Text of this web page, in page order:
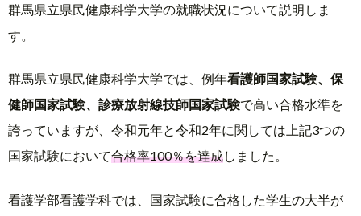
群馬県立県民健康科学大学の就職状況について説明しま
す。
群馬県立県民健康科学大学では、例年看護師国家試験、保
健師国家試験、診療放射線技師国家試験で高い合格水準を
誇っていますが、令和元年と令和2年に関しては上記3つの
国家試験において合格率100％を達成しました。
看護学部看護学科では、国家試験に合格した学生の大半が